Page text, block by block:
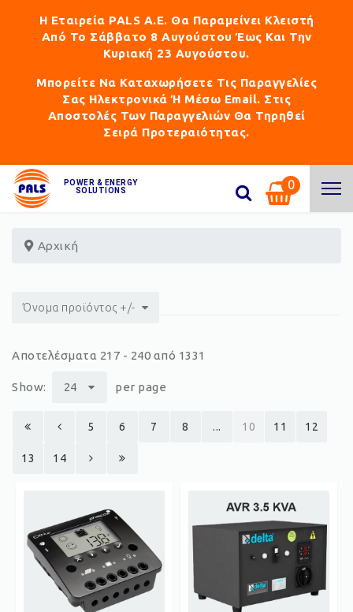
Η Εταιρεία PALS Α.Ε. Θα Παραμείνει Κλειστή
Από Το Σάββατο 8 Αυγούστου Έως Και Την
Κυριακή 23 Αυγούστου.
Μπορείτε Να Καταχωρήσετε Τις Παραγγελίες
Σας Ηλεκτρονικά Ή Μέσω Email. Στις
Αποστολές Των Παραγγελιών Θα Τηρηθεί
Σειρά Προτεραιότητας.
POWER & ENERGY
SOLUTIONS
0
Αρχική
Όνομα προϊόντος +/-
Αποτελέσματα 217 - 240 από 1331
Show: 24 per page
5 6 7 8 ... 10 11 12
13 14